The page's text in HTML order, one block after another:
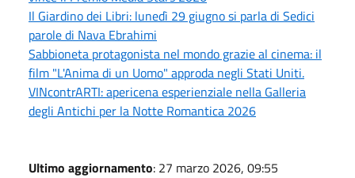
Il Giardino dei Libri: lunedì 29 giugno si parla di Sedici
parole di Nava Ebrahimi
Sabbioneta protagonista nel mondo grazie al cinema: il
film "L'Anima di un Uomo" approda negli Stati Uniti.
VINcontrARTI: apericena esperienziale nella Galleria
degli Antichi per la Notte Romantica 2026
Ultimo aggiornamento: 27 marzo 2026, 09:55